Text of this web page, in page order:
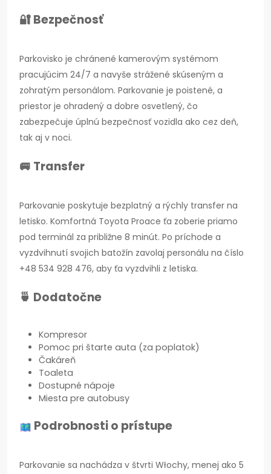
🔐 Bezpečnosť
Parkovisko je chránené kamerovým systémom
pracujúcim 24/7 a navyše strážené skúseným a
zohratým personálom. Parkovanie je poistené, a
priestor je ohradený a dobre osvetlený, čo
zabezpečuje úplnú bezpečnosť vozidla ako cez deň,
tak aj v noci.
🚐 Transfer
Parkovanie poskytuje bezplatný a rýchly transfer na
letisko. Komfortná Toyota Proace ťa zoberie priamo
pod terminál za približne 8 minút. Po príchode a
vyzdvihnutí svojich batožín zavolaj personálu na číslo
+48 534 928 476, aby ťa vyzdvihli z letiska.
🍵 Dodatočne
Kompresor
Pomoc pri štarte auta (za poplatok)
Čakáreň
Toaleta
Dostupné nápoje
Miesta pre autobusy
Podrobnosti o prístupe
Parkovanie sa nachádza v štvrti Włochy, menej ako 5